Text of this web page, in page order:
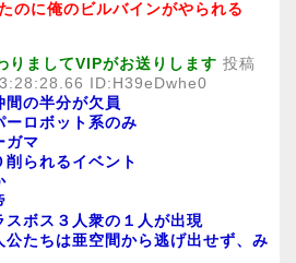
のに俺のビルバインがやられる
りましてVIPがお送りします 投稿
ID:H39eDwhe0
間の半分が欠員
ーロボット系のみ
ガマ
削られるイベント
スボス３人衆の１人が出現
公たちは亜空間から逃げ出せず、み